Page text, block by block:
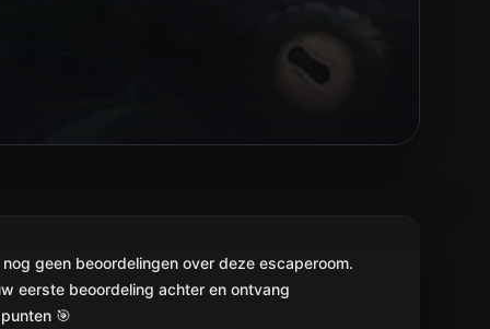
nog geen beoordelingen over deze escaperoom.
eerste beoordeling achter en ontvang
🎯